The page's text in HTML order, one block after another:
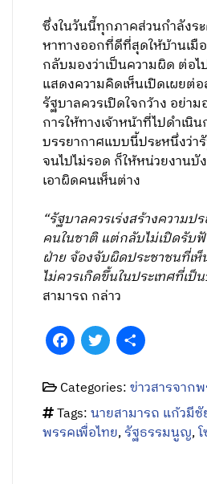
ซึ่งในวันนี้ทุกภาคส่วนกำลังร
หาทางออกที่ดีที่สุดให้บ้านเมื
กลับมองว่าเป็นความผิด ต่อไ
แสดงความคิดเห็นเปิดเผยต่
รัฐบาลควรเปิดใจกว้าง อย่า
การให้ทางเจ้าหน้าที่ไปดำเนิ
บรรยากาศแบบนี้ประหนึ่งว่า
จนไปไม่รอด ก็ให้หน่วยงานบั
เอาผิดคนเห็นต่าง
“รัฐบาลควรเร่งสร้างความ
คนในชาติ แต่กลับไม่เปิดรับ
ฝ่าย จ้องจับผิดประชาชนที่เ
ไม่ควรเกิดขึ้นในประเทศที่เป็
สามารถ กล่าว
FacebookTwitter
Categories:ข่าวสารจาก
Tags:นายสามารถ แก้วมีชั
พรรคเพื่อไทย,รัฐธรรมนูญ,